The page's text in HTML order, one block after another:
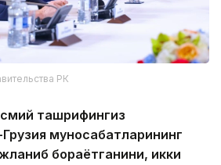
РК
ташрифингиз
муносабатларининг
бораётганини, икки